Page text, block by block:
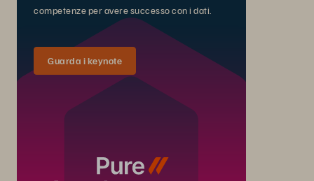
competenze per avere successo con i dati.
Guarda i keynote